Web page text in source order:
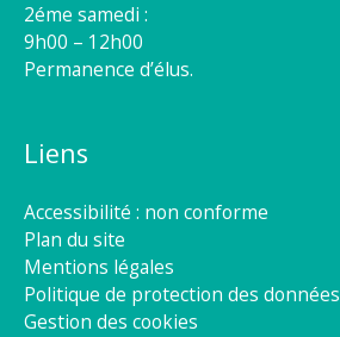
2éme samedi :
9h00 – 12h00
Permanence d’élus.
Liens
Accessibilité : non conforme
Plan du site
Mentions légales
Politique de protection des données
Gestion des cookies